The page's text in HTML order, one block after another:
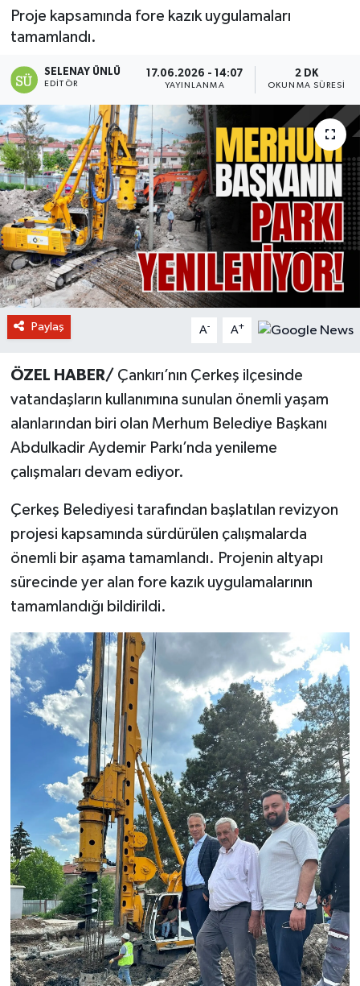
Proje kapsamında fore kazık uygulamaları
tamamlandı.
SELENAY ÜNLÜ
EDITÖR
17.06.2026 - 14:07
YAYINLANMA
2 DK
OKUNMA SÜRESI
Paylaş A- A+
ÖZEL HABER/ Çankırı’nın Çerkeş ilçesinde
vatandaşların kullanımına sunulan önemli yaşam
alanlarından biri olan Merhum Belediye Başkanı
Abdulkadir Aydemir Parkı’nda yenileme
çalışmaları devam ediyor.
Çerkeş Belediyesi tarafından başlatılan revizyon
projesi kapsamında sürdürülen çalışmalarda
önemli bir aşama tamamlandı. Projenin altyapı
sürecinde yer alan fore kazık uygulamalarının
tamamlandığı bildirildi.